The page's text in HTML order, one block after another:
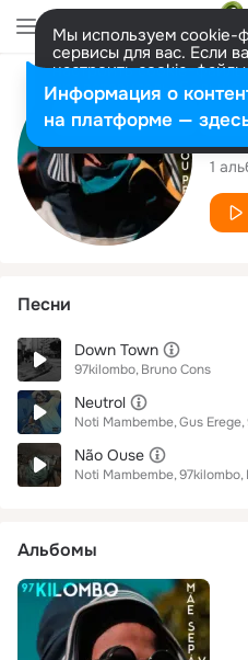
Мы используем cookie-
сервисы для вас. Если
настроить cookie-
представитель. Больше
Разрешить все
1
Песни
Down Town
97kilombo Bruno Cons
Neutrol
Noti Mambembe Gus Erege
Não Ouse
Noti Mambembe 97kilombo
Альбомы
Информация о
на платформе —